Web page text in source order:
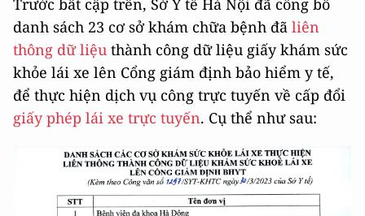
danh sách 23 cơ sở khám chữa bệnh đã liên
thông dữ liệu thành công dữ liệu giấy khám sức
khỏe lái xe lên Cổng giám định bảo hiểm y tế,
để thực hiện dịch vụ công trực tuyến về cấp đổi
giấy phép lái xe trực tuyến. Cụ thể như sau: